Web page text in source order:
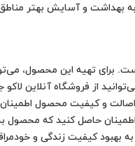
و به بهداشت و آسایش بهتر
برای تهیه این محصول،
از فروشگاه‌ آنلاین
اصالت و کیفیت محصول
حاصل کنید که محصول
کیفیت زندگی و